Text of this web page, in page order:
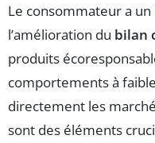
Le consommateur a
l’amélioration du bilan
produits
comportements à
directement les
sont des éléments